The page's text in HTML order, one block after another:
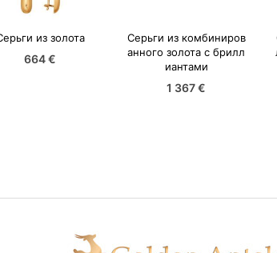
из золота
664 €
Серьги из комбиниров
анного золота с брилл
иантами
1 367 €